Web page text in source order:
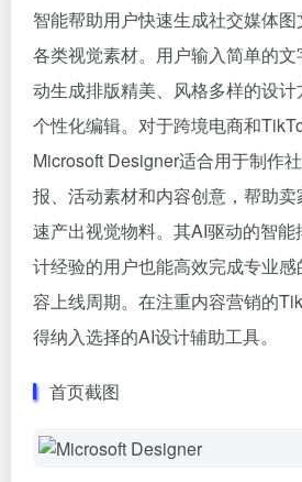
智能帮助用户快速生成社交媒体
各类视觉素材。用户输入简单的
动生成排版精美、风格多样的设
个性化编辑。对于跨境电商和
Microsoft Designer适合用于制作
报、活动素材和内容创意，帮助
速产出视觉物料。其AI驱动的智
计经验的用户也能高效完成专业
容上线周期。在注重内容营销的
得纳入选择的AI设计辅助工具。
首页截图